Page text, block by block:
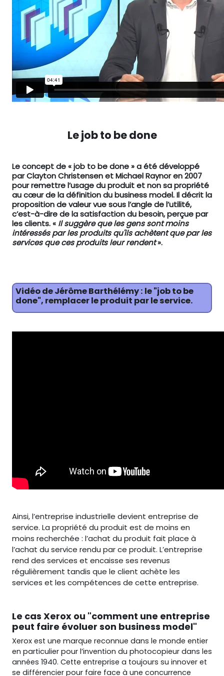
Le job to be done
Le concept de « job to be done » a été développé
par Clayton Christensen et Michael Raynor en 2007
pour remettre l’usage du produit et non sa propriété
au cœur de la définition du business model. Il décrit la
proposition de valeur vue sous l’angle de l’utilité,
c’est-à-dire de la satisfaction du besoin, perçue par
les clients. « Il suggère que les gens sont moins
intéressés par les produits qu'ils achètent que par les
services que ces produits leur rendent».
Vidéo de Jérôme Barthélémy : le "job to be
done", remplacer le produit par le service.
Ainsi, l’entreprise industrielle devient entreprise de
service. La propriété du produit est de moins en
moins recherchée : l’achat du produit fait place à
l’achat du service rendu par ce produit. L’entreprise
rend des services et encaisse ses revenus
régulièrement tandis que le client achète les
services et les compétences de cette entreprise.
Le cas Xerox ou "comment une entreprise
peut faire évoluer son business model"
Xerox est une marque reconnue dans le monde entier
en particulier pour l’invention du photocopieur dans les
années 1940. Cette entreprise a toujours su innover et
se différencier pour faire face à une concurrence